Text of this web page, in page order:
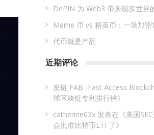
DePIN 为 Web3 带来现实世界
Meme 币 vs 精英币：一场加
代币就是产品
近期评论
发链 FAB -Fast Access
球区块链专利排行榜》
catherine03x 发表在《美国
会批准比特币ETF了》